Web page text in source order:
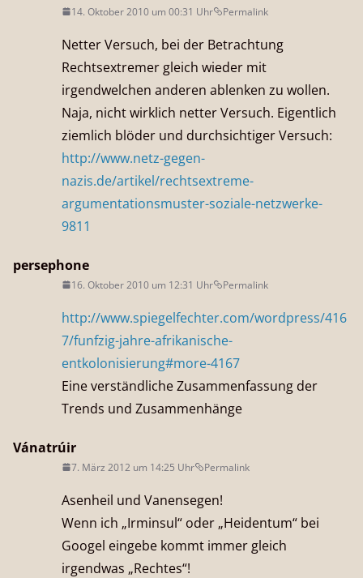
14. Oktober 2010 um 00:31 Uhr Permalink
Netter Versuch, bei der Betrachtung
Rechtsextremer gleich wieder mit
irgendwelchen anderen ablenken zu wollen.
Naja, nicht wirklich netter Versuch. Eigentlich
ziemlich blöder und durchsichtiger Versuch:
http://www.netz-gegen-
nazis.de/artikel/rechtsextreme-
argumentationsmuster-soziale-netzwerke-
9811
persephone
16. Oktober 2010 um 12:31 Uhr Permalink
http://www.spiegelfechter.com/wordpress/416
7/funfzig-jahre-afrikanische-
entkolonisierung#more-4167
Eine verständliche Zusammenfassung der
Trends und Zusammenhänge
Vánatrúir
7. März 2012 um 14:25 Uhr Permalink
Asenheil und Vanensegen!
Wenn ich „Irminsul“ oder „Heidentum“ bei
Googel eingebe kommt immer gleich
irgendwas „Rechtes“!